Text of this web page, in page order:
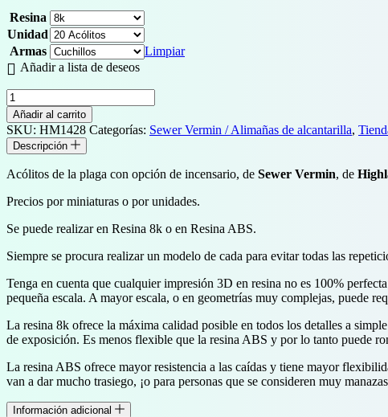
hasta
32,40 €
Resina
Unidad
Armas
Limpiar
Añadir a lista de deseos
Acólitos
de
la
plaga
cantidad
Añadir al carrito
SKU: HM1428 Categorías: Sewer Vermin / Alimañas de alcantarilla,
Descripción
Acólitos de la plaga con opción de incensario, de Sewer Vermin, de
Precios por miniaturas o por unidades.
Se puede realizar en Resina 8k o en Resina ABS.
Siempre se procura realizar un modelo de cada para evitar todas las
Tenga en cuenta que cualquier impresión 3D en resina no es 100%
pequeña escala. A mayor escala, o en geometrías muy complejas, puede
La resina 8k ofrece la máxima calidad posible en todos los detalles a
de exposición. Es menos flexible que la resina ABS y por lo tanto puede
La resina ABS ofrece mayor resistencia a las caídas y tiene mayor
van a dar mucho trasiego, ¡o para personas que se consideren muy
Información adicional